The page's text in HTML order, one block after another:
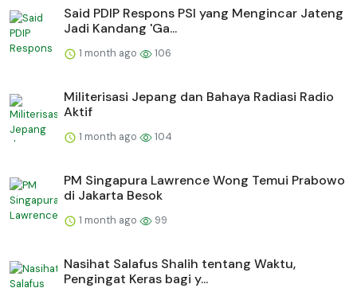
Said PDIP Respons PSI yang Mengincar Jateng
Jadi Kandang 'Ga...
1 month ago 106
Militerisasi Jepang dan Bahaya Radiasi Radio
Aktif
1 month ago 104
PM Singapura Lawrence Wong Temui Prabowo
di Jakarta Besok
1 month ago 99
Nasihat Salafus Shalih tentang Waktu,
Pengingat Keras bagi y...